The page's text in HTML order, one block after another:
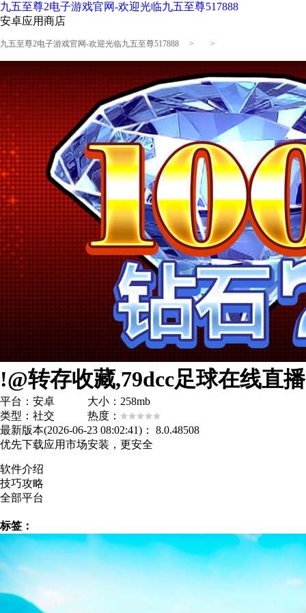
九五至尊2电子游戏官网-欢迎光临九五至尊517888
安卓应用商店
九五至尊2电子游戏官网-欢迎光临九五至尊517888 > >
!@转存收藏,79dcc足球在线直
平台：安卓 大小：258mb
类型：社交 热度：
最新版本(2026-06-23 08:02:41)：
8.0.48508
优先下载应用市场安装，更安全
软件介绍
技巧攻略
全部平台
标签：